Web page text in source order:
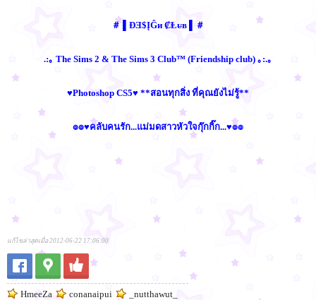
＃ ▌ÐƎ$ĮĜи ₡Ⱡᵾв ▌＃
.:｡ The Sims 2 & The Sims 3 Club™ (Friendship club) ｡:.｡
♥Photoshop CS5♥ **สอนทุกสิ่ง ที่คุณยังไม่รู้**
๏๏♥คลับคนรัก...แม่มดสาวหัวใจกุ๊กกิ๊ก...♥๏๏
แก้ไขล่าสุดเมื่อ 2012-06-22 17:06:00
HmeeZa conanaipui _nutthawut_